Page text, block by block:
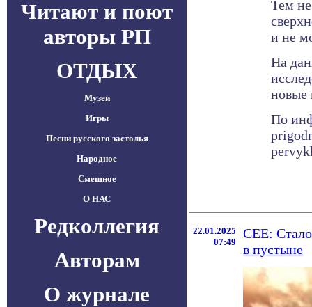
Читают и поют
авторы РП
ОТДЫХ
Музеи
Игры
Песни русского застолья
Народное
Смешное
О НАС
Редколлегия
Авторам
О журнале
Тем
и не
На
новые
По
22.01.2025
07:49
CEE:
в пустыне